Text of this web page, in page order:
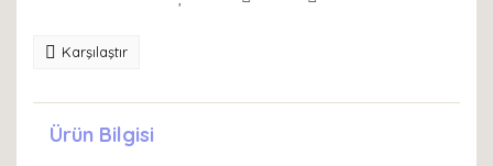
Karşılaştır
Ürün Bilgisi